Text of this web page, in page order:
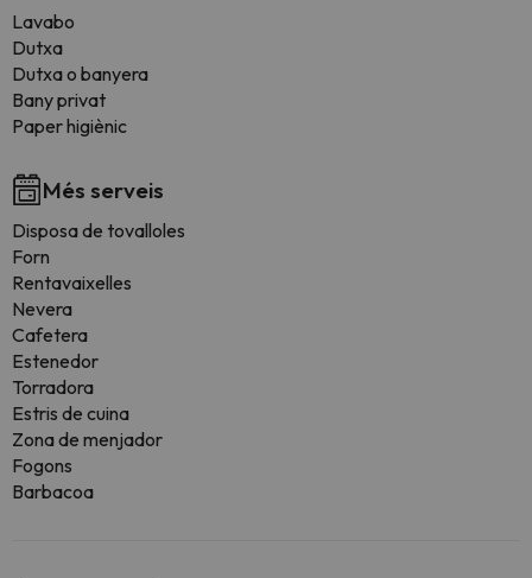
Lavabo
Dutxa
Dutxa o banyera
Bany privat
Paper higiènic
Més serveis
Disposa de tovalloles
Forn
Rentavaixelles
Nevera
Cafetera
Estenedor
Torradora
Estris de cuina
Zona de menjador
Fogons
Barbacoa